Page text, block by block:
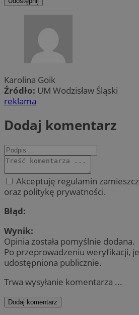
Karolina Goik
Źródło: UM Wodzisław Śląski
reklama
Dodaj komentarz
Akceptuję regulamin
oraz politykę prywatności.
Błąd:
Wynik:
Opinia została pomyślnie dodana.
Po przeprowadzeniu weryfikacji,
udostępniona publicznie.
Trwa wysyłanie komentarza ...
Dodaj komentarz